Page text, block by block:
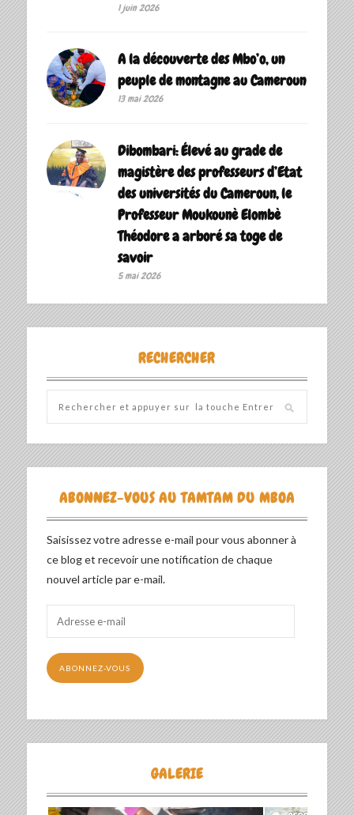
1 juin 2026
A la découverte des Mbo’o, un
peuple de montagne au Cameroun
13 mai 2026
Dibombari: Élevé au grade de
magistère des professeurs d’Etat
des universités du Cameroun, le
Professeur Moukounè Elombè
Théodore a arboré sa toge de
savoir ‎
5 mai 2026
RECHERCHER
ABONNEZ-VOUS AU TAMTAM DU MBOA
Saisissez votre adresse e-mail pour vous abonner à
ce blog et recevoir une notification de chaque
nouvel article par e-mail.
mail
ABONNEZ-VOUS
GALERIE